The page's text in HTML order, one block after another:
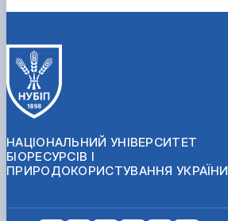
НАЦІОНАЛЬНИЙ УНІВЕРСИТЕТ
БІОРЕСУРСІВ І
ПРИРОДОКОРИСТУВАННЯ УКРАЇНИ